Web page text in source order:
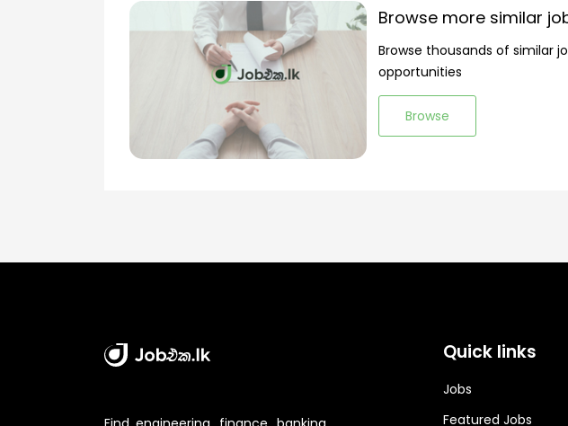
Browse more similar
Browse thousands of similar
opportunities
Browse
Quick links
Jobs
Featured Jobs